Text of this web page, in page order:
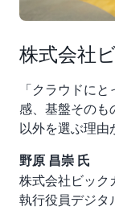
株式会社
「クラウドに
感、基盤そのも
以外を選ぶ理由
野原 昌崇 氏
株式会社ビック
執行役員デジタ